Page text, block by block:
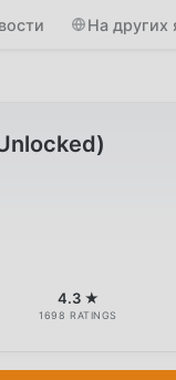
На других
4.3 ★
1698 RATINGS